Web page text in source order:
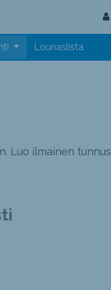
Lounaslista
Luo ilmainen tunnus